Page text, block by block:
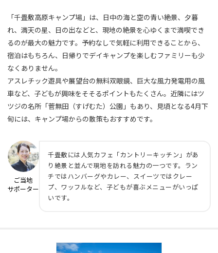
「千畳敷高原キャンプ場」は、日中の海と空の青い絶景、夕暮
れ、満天の星、日の出などと、現地の絶景を心ゆくまで満喫でき
るのが最大の魅力です。予約なしで気軽に利用できることから、
宿泊はもちろん、日帰りでデイキャンプを楽しむファミリーも少
なくありません。
アスレチック遊具や展望台の無料双眼鏡、巨大な風力発電用の風
車など、子どもが興味をそそるポイントもたくさん。近隣にはツ
ツジの名所「菅無田（すげむた）公園」もあり、見頃となる4月下
旬には、キャンプ場からの散策もおすすめです。
ご当地
サポーター
千畳敷には人気カフェ「カントリーキッチン」があ
り絶景と並んで現地を訪れる魅力の一つです。ラン
チではハンバーグやカレー、スイーツではクレー
プ、ワッフルなど、子どもが喜ぶメニューがいっぱ
いです。